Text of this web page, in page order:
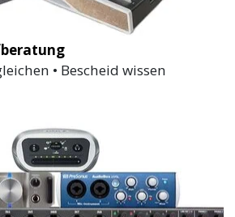
• Bescheid wissen